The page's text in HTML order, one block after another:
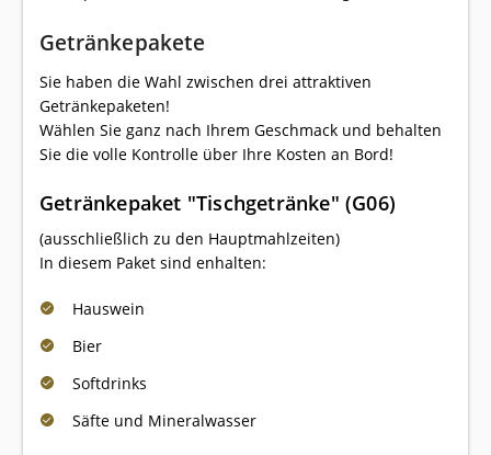
Getränkepakete
Sie haben die Wahl zwischen drei attraktiven
Getränkepaketen!
Wählen Sie ganz nach Ihrem Geschmack und behalten
Sie die volle Kontrolle über Ihre Kosten an Bord!
Getränkepaket "Tischgetränke" (G06)
(ausschließlich zu den Hauptmahlzeiten)
In diesem Paket sind enhalten:
Hauswein
Bier
Softdrinks
Säfte und Mineralwasser